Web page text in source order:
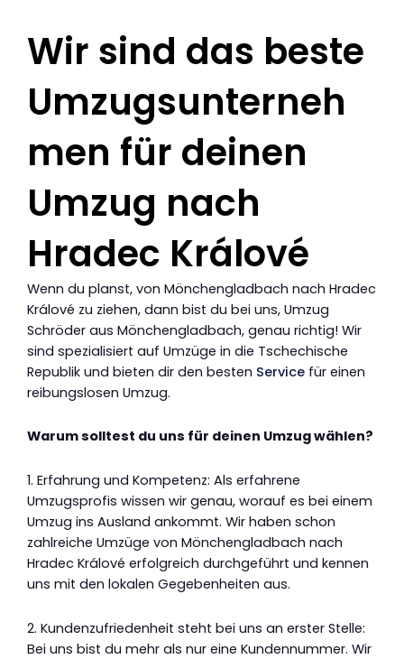
Wir sind das beste
Umzugsunterneh
men für deinen
Umzug nach
Hradec Králové
Wenn du planst, von Mönchengladbach nach Hradec
Králové zu ziehen, dann bist du bei uns, Umzug
Schröder aus Mönchengladbach, genau richtig! Wir
sind spezialisiert auf Umzüge in die Tschechische
Republik und bieten dir den besten Service für einen
reibungslosen Umzug.
Warum solltest du uns für deinen Umzug wählen?
1. Erfahrung und Kompetenz: Als erfahrene
Umzugsprofis wissen wir genau, worauf es bei einem
Umzug ins Ausland ankommt. Wir haben schon
zahlreiche Umzüge von Mönchengladbach nach
Hradec Králové erfolgreich durchgeführt und kennen
uns mit den lokalen Gegebenheiten aus.
2. Kundenzufriedenheit steht bei uns an erster Stelle:
Bei uns bist du mehr als nur eine Kundennummer. Wir